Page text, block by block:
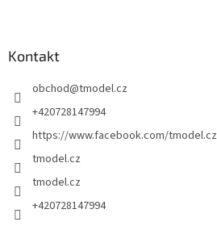
Kontakt
obchod@tmodel.cz
+420728147994
https://www.facebook.com/tmodel.cz
tmodel.cz
tmodel.cz
+420728147994